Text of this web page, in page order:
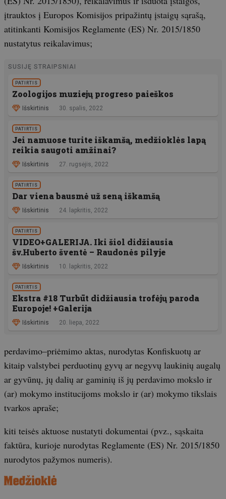
įtrauktos į Europos Komisijos pripažintų įstaigų sąrašą,
atitinkanti Komisijos Reglamente (ES) Nr. 2015/1850
nustatytus reikalavimus;
SUSIJĘ STRAIPSNIAI
PATIRTIS
Zoologijos muziejų progreso paieškos
Išskirtinis 30. spalis, 2022
PATIRTIS
Jei namuose turite iškamšą, medžioklės lapą
reikia saugoti amžinai?
Išskirtinis 27. rugsėjis, 2022
PATIRTIS
Dar viena bausmė už seną iškamšą
Išskirtinis 24. lapkritis, 2022
PATIRTIS
VIDEO+GALERIJA. Iki šiol didžiausia
šv.Huberto šventė – Raudonės pilyje
Išskirtinis 10. lapkritis, 2022
PATIRTIS
Ekstra #18 Turbūt didžiausia trofėjų paroda
Europoje! +Galerija
Išskirtinis 20. liepa, 2022
perdavimo–priėmimo aktas, nurodytas Konfiskuotų ar
kitaip valstybei perduotinų gyvų ar negyvų laukinių augalų
ar gyvūnų, jų dalių ar gaminių iš jų perdavimo mokslo ir
(ar) mokymo institucijoms mokslo ir (ar) mokymo tikslais
tvarkos apraše;
kiti teisės aktuose nustatyti dokumentai (pvz., sąskaita
faktūra, kurioje nurodytas Reglamente (ES) Nr. 2015/1850
nurodytos pažymos numeris).